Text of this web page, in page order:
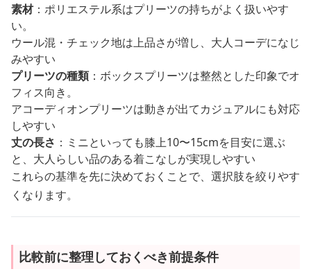
素材：ポリエステル系はプリーツの持ちがよく扱いやす
い。
ウール混・チェック地は上品さが増し、大人コーデになじ
みやすい
プリーツの種類：ボックスプリーツは整然とした印象でオ
フィス向き。
アコーディオンプリーツは動きが出てカジュアルにも対応
しやすい
丈の長さ ：ミニといっても膝上10〜15cmを目安に選ぶ
と、大人らしい品のある着こなしが実現しやすい
これらの基準を先に決めておくことで、選択肢を絞りやす
くなります。
比較前に整理しておくべき前提条件